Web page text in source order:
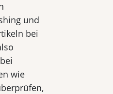
und
bei
wie